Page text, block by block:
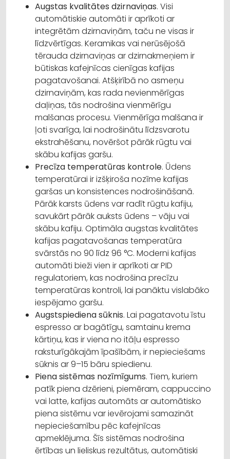
Augstas kvalitātes dzirnaviņas. Visi
automātiskie automāti ir aprīkoti ar
integrētām dzirnaviņām, taču ne visas ir
līdzvērtīgas. Keramikas vai nerūsējošā
tērauda dzirnaviņas ar dzirnakmeņiem ir
būtiskas kafejnīcas cienīgas kafijas
pagatavošanai. Atšķirībā no asmeņu
dzirnaviņām, kas rada nevienmērīgas
daļiņas, tās nodrošina vienmērīgu
malšanas procesu. Vienmērīga malšana ir
ļoti svarīga, lai nodrošinātu līdzsvarotu
ekstrahēšanu, novēršot pārāk rūgtu vai
skābu kafijas garšu.
Precīza temperatūras kontrole. Ūdens
temperatūrai ir izšķiroša nozīme kafijas
garšas un konsistences nodrošināšanā.
Pārāk karsts ūdens var radīt rūgtu kafiju,
savukārt pārāk auksts ūdens – vāju vai
skābu kafiju. Optimāla augstas kvalitātes
kafijas pagatavošanas temperatūra
svārstās no 90 līdz 96 °C. Moderni kafijas
automāti bieži vien ir aprīkoti ar PID
regulatoriem, kas nodrošina precīzu
temperatūras kontroli, lai panāktu vislabāko
iespējamo garšu.
Augstspiediena sūknis. Lai pagatavotu īstu
espresso ar bagātīgu, samtainu krema
kārtiņu, kas ir viena no itāļu espresso
raksturīgākajām īpašībām, ir nepieciešams
sūknis ar 9–15 bāru spiedienu.
Piena sistēmas nozīmīgums. Tiem, kuriem
patīk piena dzērieni, piemēram, cappuccino
vai latte, kafijas automāts ar automātisko
piena sistēmu var ievērojami samazināt
nepieciešamību pēc kafejnīcas
apmeklējuma. Šīs sistēmas nodrošina
ērtības un lieliskus rezultātus, automātiski